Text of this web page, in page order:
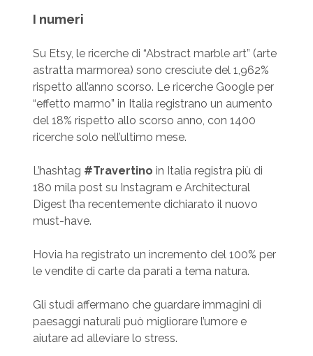
I numeri
Su Etsy, le ricerche di “Abstract marble art” (arte
astratta marmorea) sono cresciute del 1,962%
rispetto all’anno scorso. Le ricerche Google per
“effetto marmo” in Italia registrano un aumento
del 18% rispetto allo scorso anno, con 1400
ricerche solo nell’ultimo mese.
L’hashtag #Travertino in Italia registra più di
180 mila post su Instagram e Architectural
Digest l’ha recentemente dichiarato il nuovo
must-have.
Hovia ha registrato un incremento del 100% per
le vendite di carte da parati a tema natura.
Gli studi affermano che guardare immagini di
paesaggi naturali può migliorare l’umore e
aiutare ad alleviare lo stress.